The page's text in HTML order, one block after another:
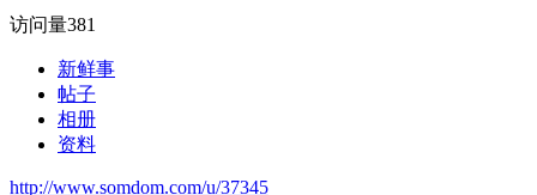
访问量381
新鲜事
帖子
相册
资料
http://www.somdom.com/u/37345